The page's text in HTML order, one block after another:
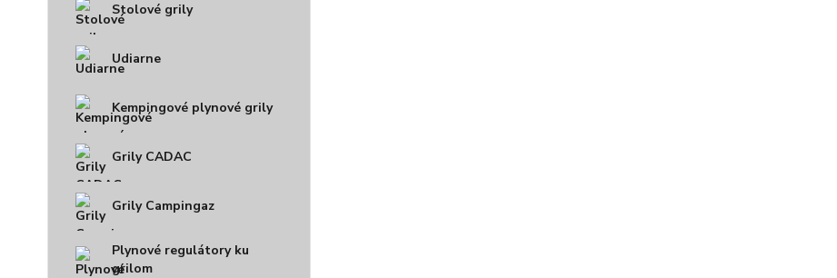
Stolové grily
Udiarne
Kempingové plynové grily
Grily CADAC
Grily Campingaz
Plynové regulátory ku
grilom